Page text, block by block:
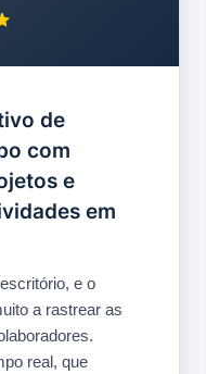
de
com
e
em
e o
a rastrear as
real, que